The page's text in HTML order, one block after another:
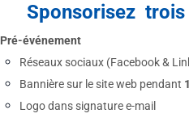
Sponsorisez
Pré-événement
Réseaux sociaux (Facebook &
Bannière sur le site web pendant
Logo dans signature e-mail